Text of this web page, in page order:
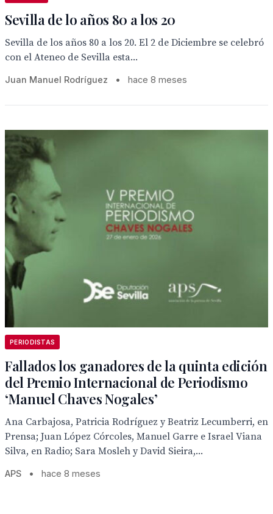
Sevilla de lo años 80 a los 20
Sevilla de los años 80 a los 20. El 2 de Diciembre se celebró
con el Ateneo de Sevilla esta...
Juan Manuel Rodríguez • hace 8 meses
PERIODISTAS
Fallados los ganadores de la quinta edición
del Premio Internacional de Periodismo
‘Manuel Chaves Nogales’
Ana Carbajosa, Patricia Rodríguez y Beatriz Lecumberri, en
Prensa; Juan López Córcoles, Manuel Garre e Israel Viana
Silva, en Radio; Sara Mosleh y David Sieira,...
APS • hace 8 meses